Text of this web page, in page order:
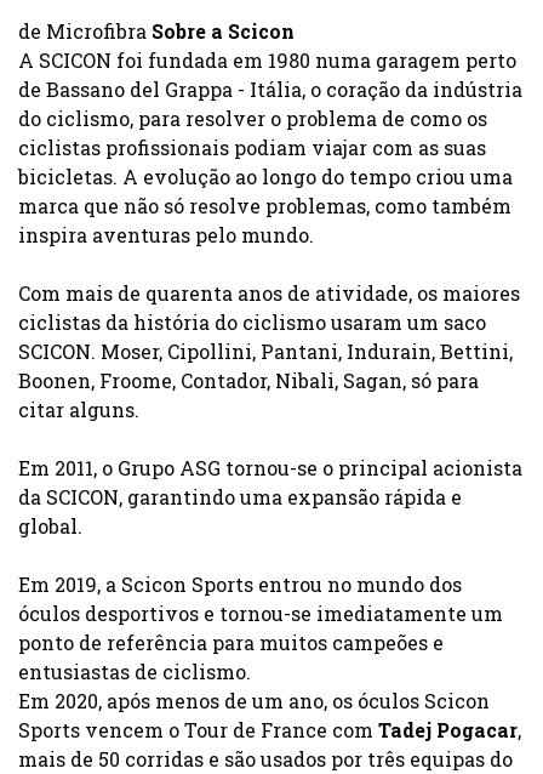
de Microfibra Sobre a Scicon
A SCICON foi fundada em 1980 numa garagem perto
de Bassano del Grappa - Itália, o coração da indústria
do ciclismo, para resolver o problema de como os
ciclistas profissionais podiam viajar com as suas
bicicletas. A evolução ao longo do tempo criou uma
marca que não só resolve problemas, como também
inspira aventuras pelo mundo.
Com mais de quarenta anos de atividade, os maiores
ciclistas da história do ciclismo usaram um saco
SCICON. Moser, Cipollini, Pantani, Indurain, Bettini,
Boonen, Froome, Contador, Nibali, Sagan, só para
citar alguns.
Em 2011, o Grupo ASG tornou-se o principal acionista
da SCICON, garantindo uma expansão rápida e
global.
Em 2019, a Scicon Sports entrou no mundo dos
óculos desportivos e tornou-se imediatamente um
ponto de referência para muitos campeões e
entusiastas de ciclismo.
Em 2020, após menos de um ano, os óculos Scicon
Sports vencem o Tour de France com Tadej Pogacar,
mais de 50 corridas e são usados por três equipas do